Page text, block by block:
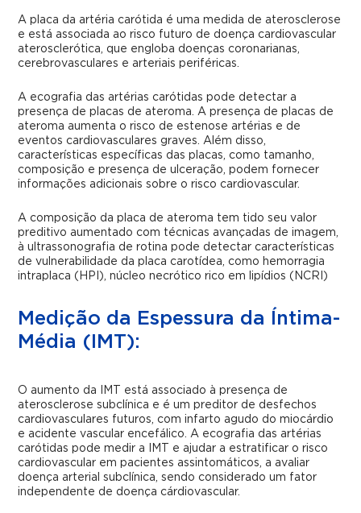
A placa da artéria carótida é uma medida de aterosclerose
e está associada ao risco futuro de doença cardiovascular
aterosclerótica, que engloba doenças coronarianas,
cerebrovasculares e arteriais periféricas.
A ecografia das artérias carótidas pode detectar a
presença de placas de ateroma. A presença de placas de
ateroma aumenta o risco de estenose artérias e de
eventos cardiovasculares graves. Além disso,
características específicas das placas, como tamanho,
composição e presença de ulceração, podem fornecer
informações adicionais sobre o risco cardiovascular.
A composição da placa de ateroma tem tido seu valor
preditivo aumentado com técnicas avançadas de imagem,
à ultrassonografia de rotina pode detectar características
de vulnerabilidade da placa carotídea, como hemorragia
intraplaca (HPI), núcleo necrótico rico em lipídios (NCRI)
Medição da Espessura da Íntima-
Média (IMT):
O aumento da IMT está associado à presença de
aterosclerose subclínica e é um preditor de desfechos
cardiovasculares futuros, com infarto agudo do miocárdio
e acidente vascular encefálico. A ecografia das artérias
carótidas pode medir a IMT e ajudar a estratificar o risco
cardiovascular em pacientes assintomáticos, a avaliar
doença arterial subclínica, sendo considerado um fator
independente de doença cárdiovascular.